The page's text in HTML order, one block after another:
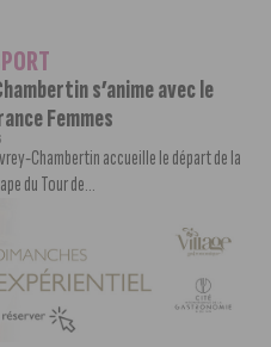
s’anime avec le
Femmes
Chambertin accueille le départ de la
du Tour de...